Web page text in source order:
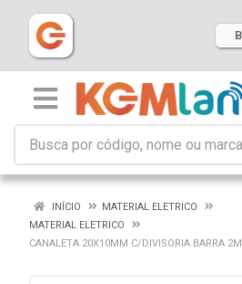
INÍCIO
MATERIAL ELETRICO
MATERIAL ELETRICO
CANALETA 20X10MM C/DIVISORIA BARRA 2M